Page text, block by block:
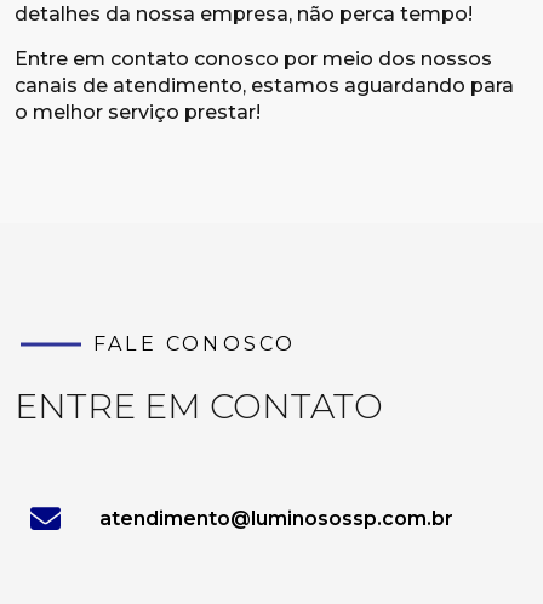
detalhes da nossa empresa, não perca tempo!
Entre em contato conosco por meio dos nossos
canais de atendimento, estamos aguardando para
o melhor serviço prestar!
FALE CONOSCO
ENTRE EM CONTATO
atendimento@luminosossp.com.br